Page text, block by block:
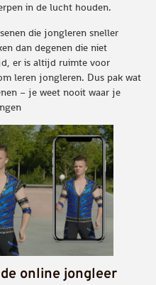
in de lucht houden.
die jongleren sneller
dan degenen die niet
er is altijd ruimte voor
leren jongleren. Dus pak wat
– je weet nooit waar je
online jongleer